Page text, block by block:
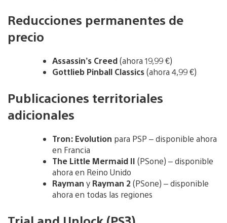
Reducciones permanentes de
precio
Assassin’s Creed(ahora 19,99 €)
Gottlieb Pinball Classics(ahora 4,99 €)
Publicaciones territoriales
adicionales
Tron: Evolution para PSP – disponible ahora
en Francia
The Little Mermaid II (PSone) – disponible
ahora en Reino Unido
Rayman y Rayman 2(PSone) – disponible
ahora en todas las regiones